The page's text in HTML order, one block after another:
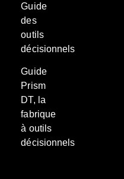
Guide
des
outils
décisionnels
Guide
Prism
DT, la
fabrique
à outils
décisionnels